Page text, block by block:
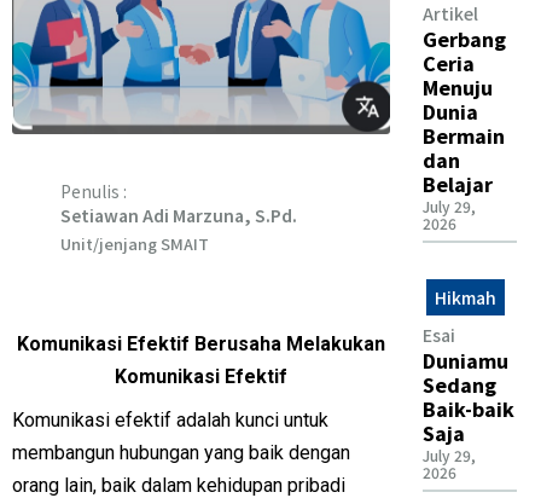
Penulis :
Setiawan Adi Marzuna, S.Pd.
Unit/jenjang SMAIT
Komunikasi Efektif Berusaha Melakukan
Komunikasi Efektif
Komunikasi efektif adalah kunci untuk
membangun hubungan yang baik dengan
orang lain, baik dalam kehidupan pribadi
Artikel
Gerbang
Ceria
Menuju
Dunia
Bermain
dan
Belajar
July 29,
2026
Hikmah
Esai
Duniamu
Sedang
Baik-baik
Saja
July 29,
2026